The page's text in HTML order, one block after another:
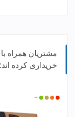
مشتریان همراه
خریداری کرده اند:
قرمز
زردکرمسبز
+